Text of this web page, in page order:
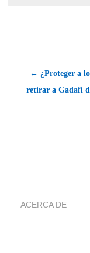
← ¿Proteger a
retirar a Gadafi
ACERCA DE